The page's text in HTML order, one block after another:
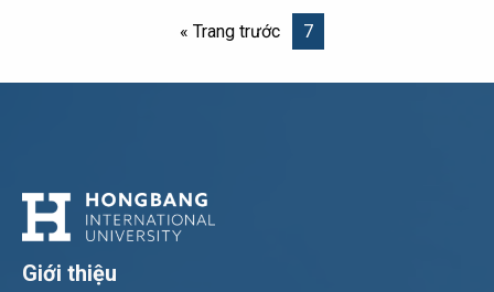
« Trang trước 7
Giới thiệu